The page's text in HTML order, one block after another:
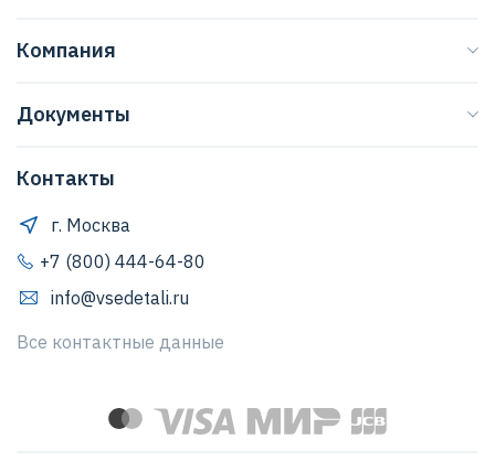
Бренды
Способы оплаты
Клиентская поддержка
Журнал
Обратная связь
Компания
Правила обработки персональных данных
Положение о защите персональных данных
Согласие Пользователя на обработку персональных
данных
Документы
Контакты
г. Москва
+7 (800) 444-64-80
info@vsedetali.ru
Все контактные данные